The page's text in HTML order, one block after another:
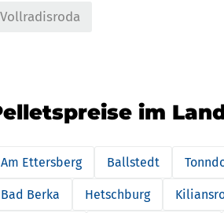
Vollradisroda
im
Am Ettersberg Ballstedt
Bad Berka Hetschburg